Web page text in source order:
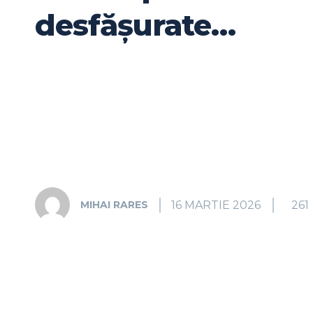
desfășurate…
MIHAI RARES 16 MARTIE 2026 261